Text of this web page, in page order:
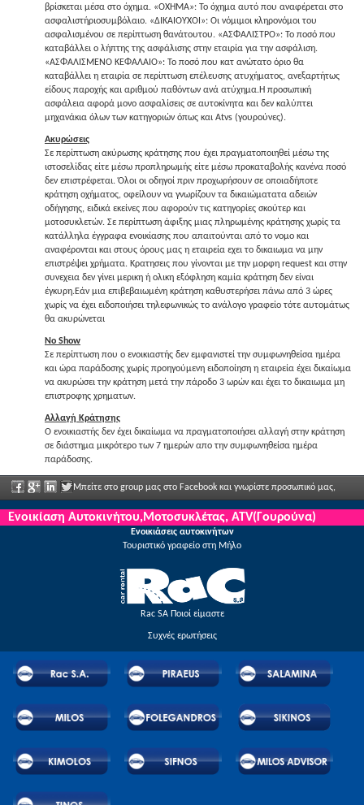
βρίσκεται μέσα στο όχημα. «ΟΧΗΜΑ»: Το όχημα αυτό που αναφέρεται στο
ασφαλιστήριοσυμβόλαιο. «ΔΙΚΑΙΟΥΧΟΙ»: Οι νόμιμοι κληρονόμοι του
ασφαλισμένου σε περίπτωση θανάτουτου. «ΑΣΦΑΛΙΣΤΡΟ»: Το ποσό που
καταβάλλει ο λήπτης της ασφάλισης στην εταιρία για την ασφάλιση.
«ΑΣΦΑΛΙΣΜΕΝΟ ΚΕΦΑΛΑΙΟ»: Το ποσό που κατ ανώτατο όριο θα
καταβάλλει η εταιρία σε περίπτωση επέλευσης ατυχήματος, ανεξαρτήτως
είδους παροχής και αριθμού παθόντων ανά ατύχημα.Η προσωπική
ασφάλεια αφορά μονο ασφαλίσεις σε αυτοκίνητα και δεν καλύπτει
μηχανάκια όλων των κατηγοριών όπως και Αtvs (γουρούνες).
Ακυρώσεις
Σε περίπτωση ακύρωσης κράτησης που έχει πραγματοποιηθεί μέσω της
ιστοσελίδας είτε μέσω προπληρωμής είτε μέσω προκαταβολής κανένα ποσό
δεν επιστρέφεται. Όλοι οι οδηγοί πριν προχωρήσουν σε οποιαδήποτε
κράτηση οχήματος, οφείλουν να γνωρίζουν τα δικαιώματατα αδειών
οδήγησης, ειδικά εκείνες που αφορούν τις κατηγορίες σκούτερ και
μοτοσυκλετών. Σε περίπτωση άφιξης μιας πληρωμένης κράτησης χωρίς τα
κατάλληλα έγγραφα ενοικίασης που απαιτούνται από το νομο και
αναφέρονται και στους όρους μας η εταιρεία εχει το δικαιωμα να μην
επιστρέψει χρήματα. Κρατησεις που γίνονται με την μορφη request και στην
συνεχεια δεν γίνει μερικη ή ολικη εξόφληση καμία κράτηση δεν είναι
έγκυρη.Εάν μια επιβεβαιωμένη κράτηση καθυστερήσει πάνω από 3 ώρες
χωρίς να έχει ειδοποιήσει τηλεφωνικώς το ανάλογο γραφείο τότε αυτομάτως
θα ακυρώνεται
Νο Show
Σε περίπτωση που ο ενοικιαστής δεν εμφανιστεί την συμφωνηθείσα ημέρα
και ώρα παράδοσης χωρίς προηγούμενη ειδοποίηση η εταιρεία έχει δικαίωμα
να ακυρώσει την κράτηση μετά την πάροδο 3 ωρών και έχει το δικαιωμα μη
επιστροφης χρηματων.
Αλλαγή Κράτησης
Ο ενοικιαστής δεν έχει δικαίωμα να πραγματοποιήσει αλλαγή στην κράτηση
σε διάστημα μικρότερο των 7 ημερών απο την συμφωνηθείσα ημέρα
παράδοσης.
Μπείτε στο group μας στο Facebook και γνωρίστε προσωπικό μας,
πείτα μας τις απόψεις σας και απολαύστε μεγάλες εκπτώσεις και προσφορές που
Ενοικίαση Αυτοκινήτου,Μοτοσυκλέτας, ATV(Γουρούνα)
Ενοικιάσεις αυτοκινήτων
Τουριστικό γραφείο στη Μήλο
Rac SA Ποιοί είμαστε
Συχνές ερωτήσεις